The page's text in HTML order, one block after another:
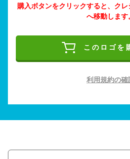
購入ボタンをクリックすると、ク
へ移動します。
このロゴを
利用規約の確